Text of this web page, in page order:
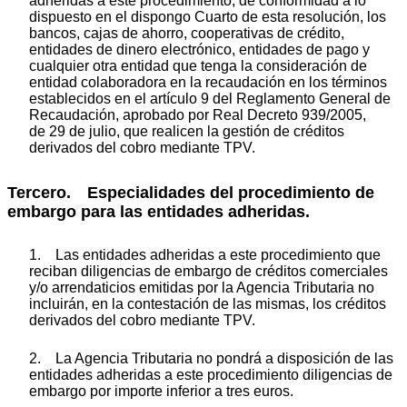
dispuesto en el dispongo Cuarto de esta resolución, los
bancos, cajas de ahorro, cooperativas de crédito,
entidades de dinero electrónico, entidades de pago y
cualquier otra entidad que tenga la consideración de
entidad colaboradora en la recaudación en los términos
establecidos en el artículo 9 del Reglamento General de
Recaudación, aprobado por Real Decreto 939/2005,
de 29 de julio, que realicen la gestión de créditos
derivados del cobro mediante TPV.
Tercero. Especialidades del procedimiento de
embargo para las entidades adheridas.
1. Las entidades adheridas a este procedimiento que
reciban diligencias de embargo de créditos comerciales
y/o arrendaticios emitidas por la Agencia Tributaria no
incluirán, en la contestación de las mismas, los créditos
derivados del cobro mediante TPV.
2. La Agencia Tributaria no pondrá a disposición de las
entidades adheridas a este procedimiento diligencias de
embargo por importe inferior a tres euros.